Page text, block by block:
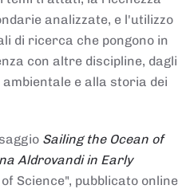
analizzate, e l'utilizzo
di ricerca che pongono in
con altre discipline, dagli
e alla storia dei
Sailing the Ocean of
Aldrovandi in Early
Science", pubblicato online